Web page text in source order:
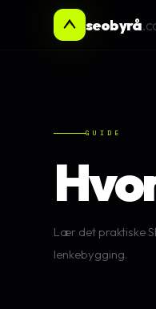
seobyrå
GUIDE
Lær det praktiske
lenkebygging.